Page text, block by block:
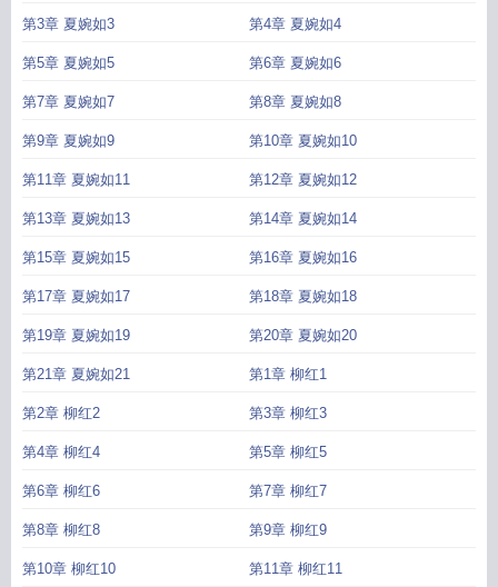
第3章 夏婉如3 第4章 夏婉如4
第5章 夏婉如5 第6章 夏婉如6
第7章 夏婉如7 第8章 夏婉如8
第9章 夏婉如9 第10章 夏婉如10
第11章 夏婉如11 第12章 夏婉如12
第13章 夏婉如13 第14章 夏婉如14
第15章 夏婉如15 第16章 夏婉如16
第17章 夏婉如17 第18章 夏婉如18
第19章 夏婉如19 第20章 夏婉如20
第21章 夏婉如21 第1章 柳红1
第2章 柳红2 第3章 柳红3
第4章 柳红4 第5章 柳红5
第6章 柳红6 第7章 柳红7
第8章 柳红8 第9章 柳红9
第10章 柳红10 第11章 柳红11